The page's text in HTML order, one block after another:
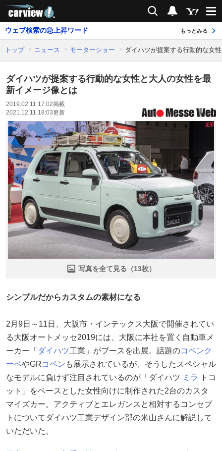
検索 通知
ウェブ検索の急上昇ワード もっとみる
トップ ニュース モーターショー ダイハツが提案する行動的な女
ダイハツが提案する行動的な女性と大人の女性を最
新イメージ像とは
2019.02.11 17:02掲載
2021.12.11 18:03更新
写真を全て見る（13枚）
シンプルだからカスタムの素材になる
2月9日～11日、大阪市・インテックス大阪で開催されてい
る大阪オートメッセ2019には、大阪に本社を置く自動車メ
ーカー「 ダイハツ工業」がブースを出展。話題のコペンク
ーペやGRコペン も展示されているが、そうしたスペシャル
なモデルに負けず注目されているのが「ダイハツ ミラ
トコ
ット」をベースとした女性向けに制作された2台のカスタ
マイズカー。アクティブとエレガンスと相対するコンセプ
トについてダイハツ工業デザイン部の米山さんに解説して
いただいた。